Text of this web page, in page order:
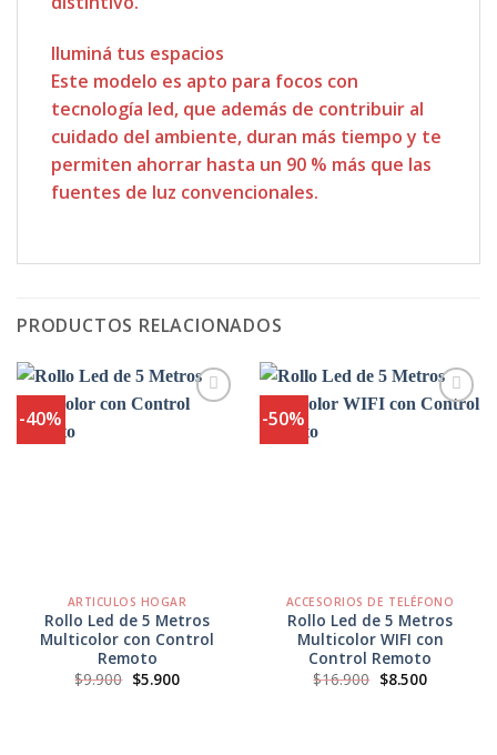
Iluminá tus espacios
Este modelo es apto para focos con
tecnología led, que además de contribuir al
cuidado del ambiente, duran más tiempo y te
permiten ahorrar hasta un 90 % más que las
fuentes de luz convencionales.
PRODUCTOS RELACIONADOS
-40%
ARTICULOS HOGAR
Rollo Led de 5 Metros
Multicolor con Control
Remoto
$9.900 El
precio
$5.900El
precio
-50%
ACCESORIOS DE TELÉFONO
Rollo Led de 5 Metros
Multicolor WIFI con
Control Remoto
$16.900 El
precio
$8.500El
precio